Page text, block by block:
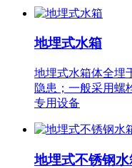
地埋式水箱
地埋式水箱体全埋
隐患；一般采用螺
专用设备
地埋式不锈钢水